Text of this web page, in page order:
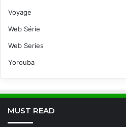
Voyage
Web Série
Web Series
Yorouba
MUST READ